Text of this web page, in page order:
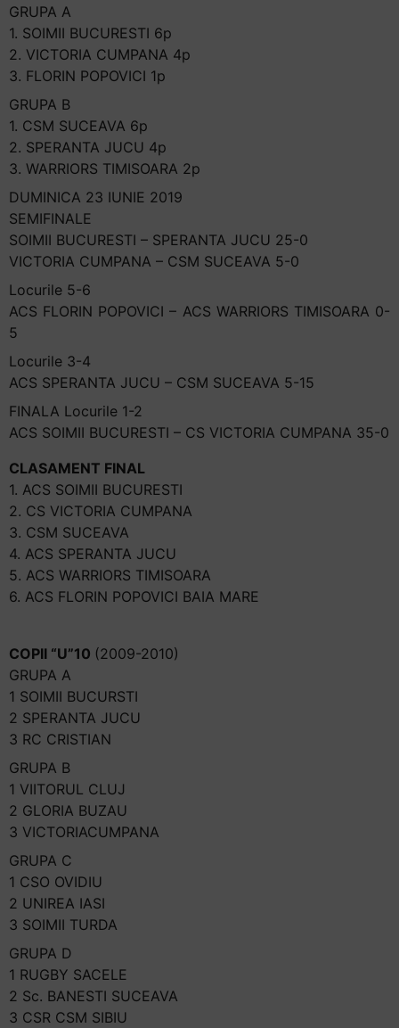
GRUPA A
1. SOIMII BUCURESTI 6p
2. VICTORIA CUMPANA 4p
3. FLORIN POPOVICI 1p
GRUPA B
1. CSM SUCEAVA 6p
2. SPERANTA JUCU 4p
3. WARRIORS TIMISOARA 2p
DUMINICA 23 IUNIE 2019
SEMIFINALE
SOIMII BUCURESTI – SPERANTA JUCU 25-0
VICTORIA CUMPANA – CSM SUCEAVA 5-0
Locurile 5-6
ACS FLORIN POPOVICI – ACS WARRIORS TIMISOARA 0-
5
Locurile 3-4
ACS SPERANTA JUCU – CSM SUCEAVA 5-15
FINALA Locurile 1-2
ACS SOIMII BUCURESTI – CS VICTORIA CUMPANA 35-0
CLASAMENT FINAL
1. ACS SOIMII BUCURESTI
2. CS VICTORIA CUMPANA
3. CSM SUCEAVA
4. ACS SPERANTA JUCU
5. ACS WARRIORS TIMISOARA
6. ACS FLORIN POPOVICI BAIA MARE
COPII “U”10 (2009-2010)
GRUPA A
1 SOIMII BUCURSTI
2 SPERANTA JUCU
3 RC CRISTIAN
GRUPA B
1 VIITORUL CLUJ
2 GLORIA BUZAU
3 VICTORIACUMPANA
GRUPA C
1 CSO OVIDIU
2 UNIREA IASI
3 SOIMII TURDA
GRUPA D
1 RUGBY SACELE
2 Sc. BANESTI SUCEAVA
3 CSR CSM SIBIU